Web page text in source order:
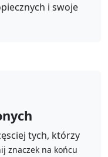
i swoje
tych, którzy
znaczek na końcu